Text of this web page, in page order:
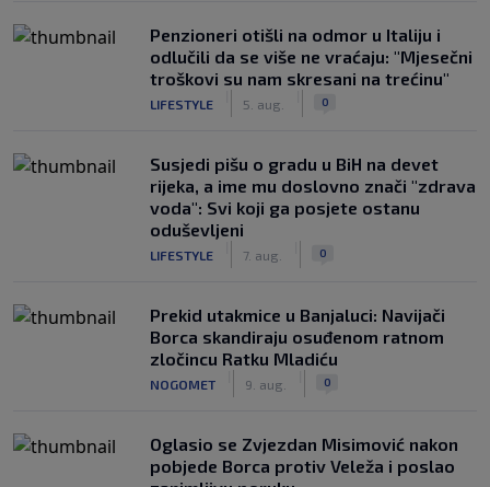
Penzioneri otišli na odmor u Italiju i
odlučili da se više ne vraćaju: "Mjesečni
troškovi su nam skresani na trećinu"
LIFESTYLE 5. aug. 0
Susjedi pišu o gradu u BiH na devet
rijeka, a ime mu doslovno znači "zdrava
voda": Svi koji ga posjete ostanu
oduševljeni
LIFESTYLE 7. aug. 0
Prekid utakmice u Banjaluci: Navijači
Borca skandiraju osuđenom ratnom
zločincu Ratku Mladiću
NOGOMET 9. aug. 0
Oglasio se Zvjezdan Misimović nakon
pobjede Borca protiv Veleža i poslao